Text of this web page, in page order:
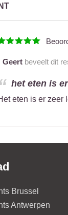
Geert beveelt dit
het eten is
eten is er zeer
Brussel
Antwerpen